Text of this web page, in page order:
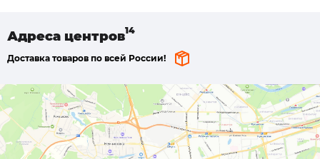
Адреса центров
Доставка товаров по всей России!